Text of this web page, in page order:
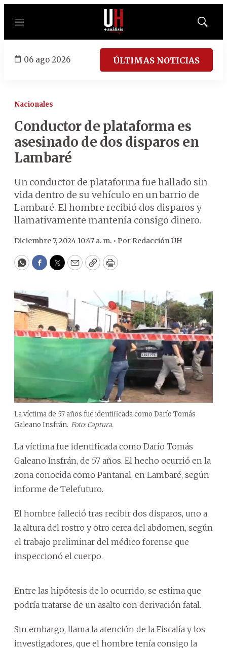
Menú
Mostrar
06 ago 2026 ÚLTIMAS NOTICIAS
Nacionales
Conductor de plataforma es
asesinado de dos disparos en
Lambaré
Un conductor de plataforma fue hallado sin
vida dentro de su vehículo en un barrio de
Lambaré. El hombre recibió dos disparos y
llamativamente mantenía consigo dinero.
Diciembre 7, 2024 10:47 a. m. • Por Redacción ÚH
WhatsApp
Facebook
Twitter
EmailCopyPrint
La víctima de 57 años fue identificada como Darío Tomás
Galeano Insfrán. Foto: Captura.
La víctima fue identificada como Darío Tomás
Galeano Insfrán, de 57 años. El hecho ocurrió en la
zona conocida como Pantanal, en Lambaré, según
informe de Telefuturo.
El hombre falleció tras recibir dos disparos, uno a
la altura del rostro y otro cerca del abdomen, según
el trabajo preliminar del médico forense que
inspeccionó el cuerpo.
Entre las hipótesis de lo ocurrido, se estima que
podría tratarse de un asalto con derivación fatal.
Sin embargo, llama la atención de la Fiscalía y los
investigadores, que el hombre tenía consigo la